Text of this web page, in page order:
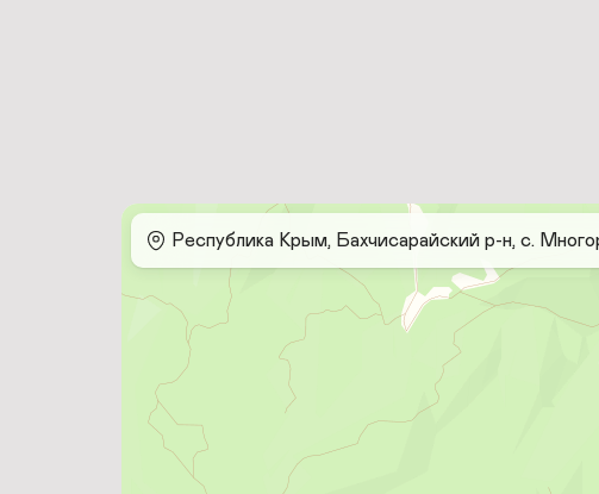
Республика Крым, Бахчисарайский р-н, с.